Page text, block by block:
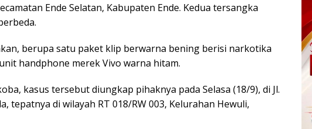
Ende Selatan, Kabupaten Ende. Kedua tersangka
berupa satu paket klip berwarna bening berisi narkotika
handphone merek Vivo warna hitam.
kasus tersebut diungkap pihaknya pada Selasa (18/9), di Jl.
tepatnya di wilayah RT 018/RW 003, Kelurahan Hewuli,